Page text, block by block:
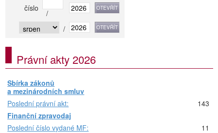
číslo
/
/
Právní akty 2026
Sbírka zákonů
a mezinárodních smluv
Poslední právní akt:
143
Finanční zpravodaj
Poslední číslo vydané MF:
11